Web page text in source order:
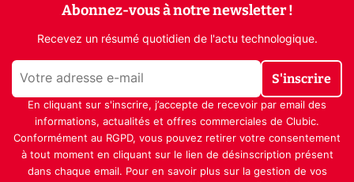
Abonnez-vous à notre newsletter !
Recevez un résumé quotidien de l'actu technologique.
S'inscrire
En cliquant sur s'inscrire, j’accepte de recevoir par email des
informations, actualités et offres commerciales de Clubic.
Conformément au RGPD, vous pouvez retirer votre consentement
à tout moment en cliquant sur le lien de désinscription présent
dans chaque email. Pour en savoir plus sur la gestion de vos